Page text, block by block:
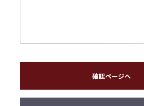
確認ページへ